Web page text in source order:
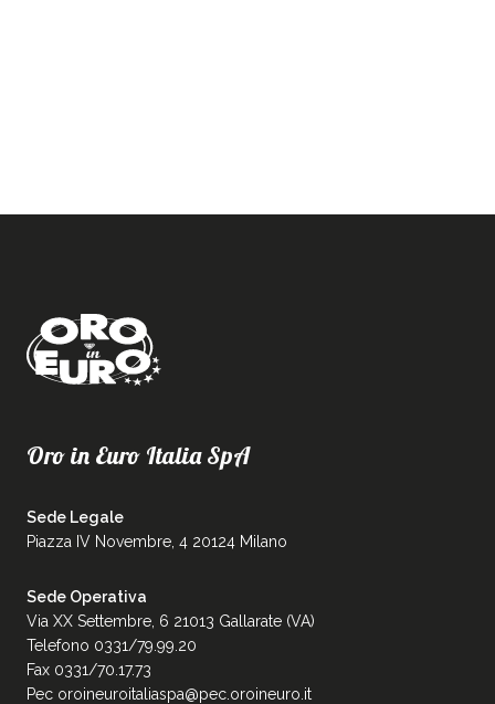
Oro in Euro Italia SpA
Sede Legale
Piazza IV Novembre, 4 20124 Milano
Sede Operativa
Via XX Settembre, 6 21013 Gallarate (VA)
Telefono 0331/79.99.20
Fax 0331/70.17.73
Pec oroineuroitaliaspa@pec.oroineuro.it